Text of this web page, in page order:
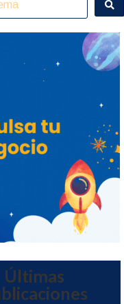
Últimas